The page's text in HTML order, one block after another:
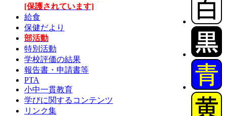
[保護されています]
給食
保健だより
部活動
特別活動
学校評価の結果
報告書・申請書等
PTA
小中一貫教育
学びに関するコンテンツ
リンク集